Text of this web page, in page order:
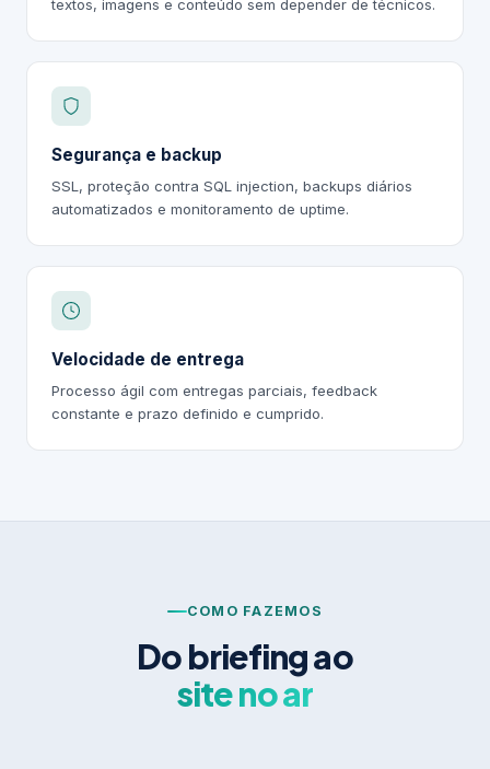
textos, imagens e conteúdo sem depender de técnicos.
Segurança e backup
SSL, proteção contra SQL injection, backups diários
automatizados e monitoramento de uptime.
Velocidade de entrega
Processo ágil com entregas parciais, feedback
constante e prazo definido e cumprido.
COMO FAZEMOS
Do briefing ao
site no ar